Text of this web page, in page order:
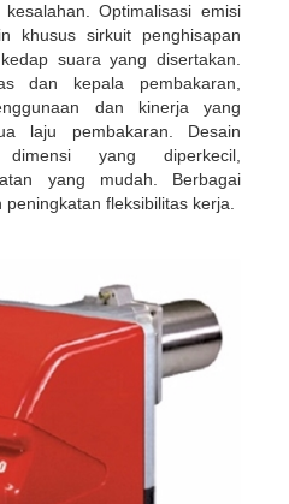
Optimalisasi emisi
khusus sirkuit penghisapan
suara yang disertakan.
dan kepala pembakaran,
dan kinerja yang
laju pembakaran. Desain
yang diperkecil,
yang mudah. ​​Berbagai
fleksibilitas kerja.